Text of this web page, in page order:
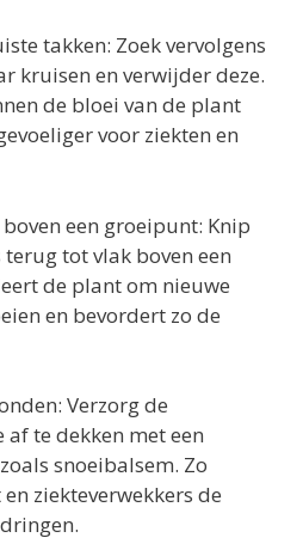
takken: Zoek vervolgens
kruisen en verwijder deze.
de bloei van de plant
voor ziekten en
een groeipunt: Knip
tot vlak boven een
de plant om nieuwe
en bevordert zo de
Verzorg de
te dekken met een
snoeibalsem. Zo
ziekteverwekkers de